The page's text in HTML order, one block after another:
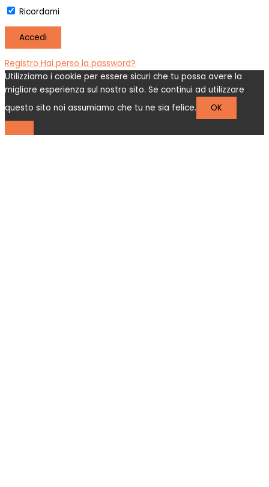
Ricordami
Registro Hai perso la password?
Utilizziamo i cookie per essere sicuri che tu possa avere la
migliore esperienza sul nostro sito. Se continui ad utilizzare
questo sito noi assumiamo che tu ne sia felice.
OK